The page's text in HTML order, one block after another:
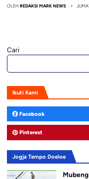
OLEH REDAKSI MARK NEWS
Cari
Ikuti Kami
Facebook
Pinterest
Jogja Tempo Doeloe